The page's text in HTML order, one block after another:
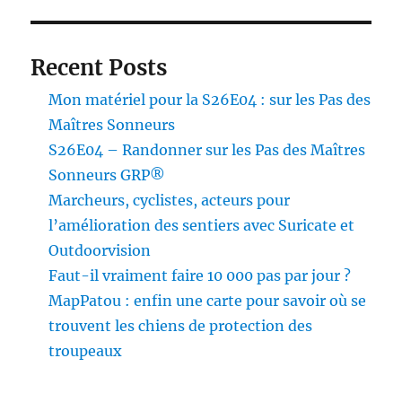
Recent Posts
Mon matériel pour la S26E04 : sur les Pas des
Maîtres Sonneurs
S26E04 – Randonner sur les Pas des Maîtres
Sonneurs GRP®
Marcheurs, cyclistes, acteurs pour
l’amélioration des sentiers avec Suricate et
Outdoorvision
Faut-il vraiment faire 10 000 pas par jour ?
MapPatou : enfin une carte pour savoir où se
trouvent les chiens de protection des
troupeaux